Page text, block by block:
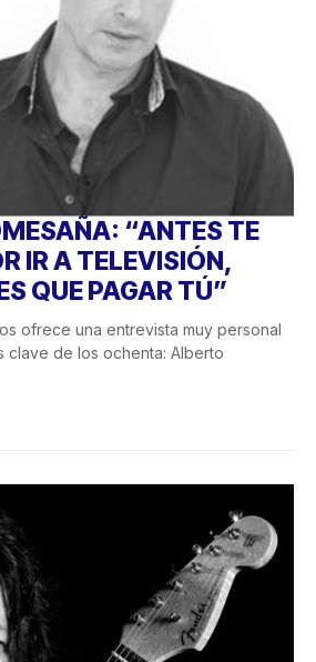
“ANTES TE
IR A TELEVISIÓN,
QUE PAGAR TÚ”
ofrece una entrevista muy personal
clave de los ochenta: Alberto